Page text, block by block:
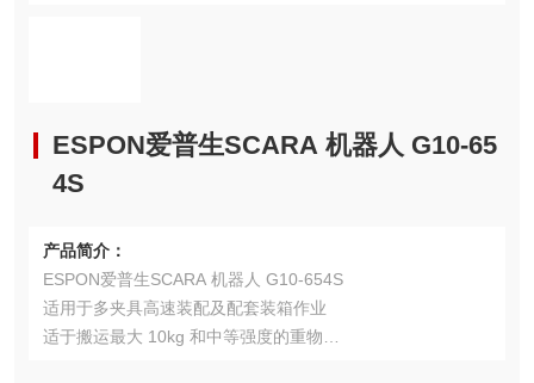
ESPON爱普生SCARA 机器人 G10-65
4S
产品简介：
ESPON爱普生SCARA 机器人 G10-654S
适用于多夹具高速装配及配套装箱作业
适于搬运最大 10kg 和中等强度的重物